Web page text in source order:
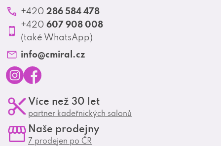
Ochrana osobních údajů
Produktové katalogy
Profesionální spolupráce
Matrix Club
+420 286 584 478
+420 607 908 008
(také WhatsApp)
info@cmiral.cz
n
s
a
e
Více než 30 let
partner kadeřnických salonů
Naše prodejny
7 prodejen po ČR